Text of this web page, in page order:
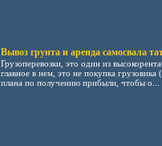
Вывоз грунта и аренда самосвала
Грузоперевозки, это один из
главное в нем, это не покупка
плана по получению прибыли, чтобы о...